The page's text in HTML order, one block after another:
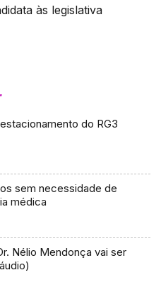
às legislativa
do RG3
sem necessidade de
médica
Nélio Mendonça vai ser